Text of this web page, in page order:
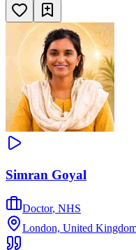
Simran Goyal
Doctor, NHS
London, United